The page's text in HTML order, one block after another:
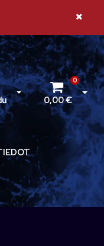
Sulje
Avaa kirjautuminen
0
0,00 €